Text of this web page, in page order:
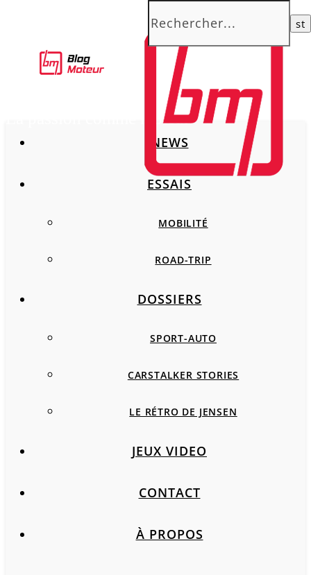
La passion comme moteur
NEWS
ESSAIS
MOBILITÉ
ROAD-TRIP
DOSSIERS
SPORT-AUTO
CARSTALKER STORIES
LE RÉTRO DE JENSEN
JEUX VIDEO
CONTACT
À PROPOS